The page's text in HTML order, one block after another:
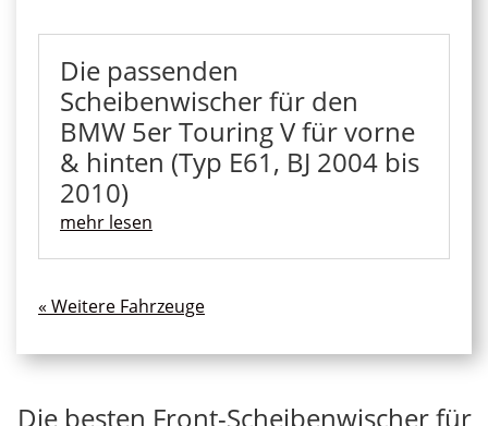
Die passenden
Scheibenwischer für den
BMW 5er Touring V für vorne
& hinten (Typ E61, BJ 2004 bis
2010)
mehr lesen
Die besten Front-Scheibenwischer für